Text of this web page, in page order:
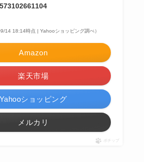
14 18:14時点 | Yahooショッピング調べ）
Amazon
楽天市場
Yahooショッピング
メルカリ
ポチップ